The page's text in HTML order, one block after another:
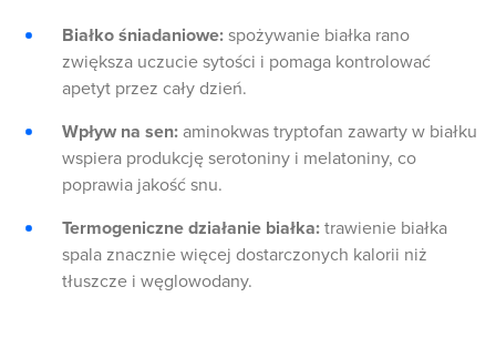
Białko śniadaniowe: spożywanie białka rano
zwiększa uczucie sytości i pomaga kontrolować
apetyt przez cały dzień.
Wpływ na sen: aminokwas tryptofan zawarty w białku
wspiera produkcję serotoniny i melatoniny, co
poprawia jakość snu.
Termogeniczne działanie białka: trawienie białka
spala znacznie więcej dostarczonych kalorii niż
tłuszcze i węglowodany.